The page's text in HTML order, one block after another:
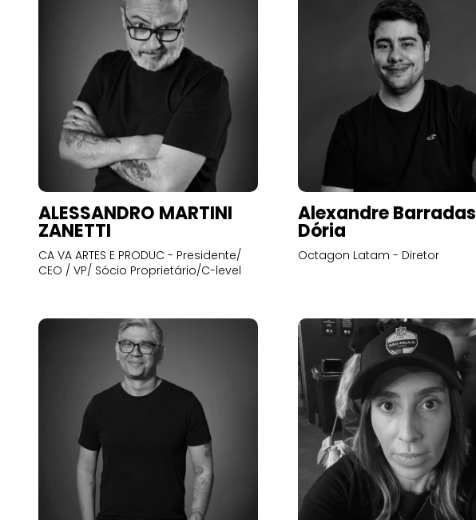
ALESSANDRO MARTINI
ZANETTI
CA VA ARTES E PRODUC - Presidente/
CEO / VP/ Sócio Proprietário/C-level
Alexandre Barradas
Dória
Octagon Latam - Diretor